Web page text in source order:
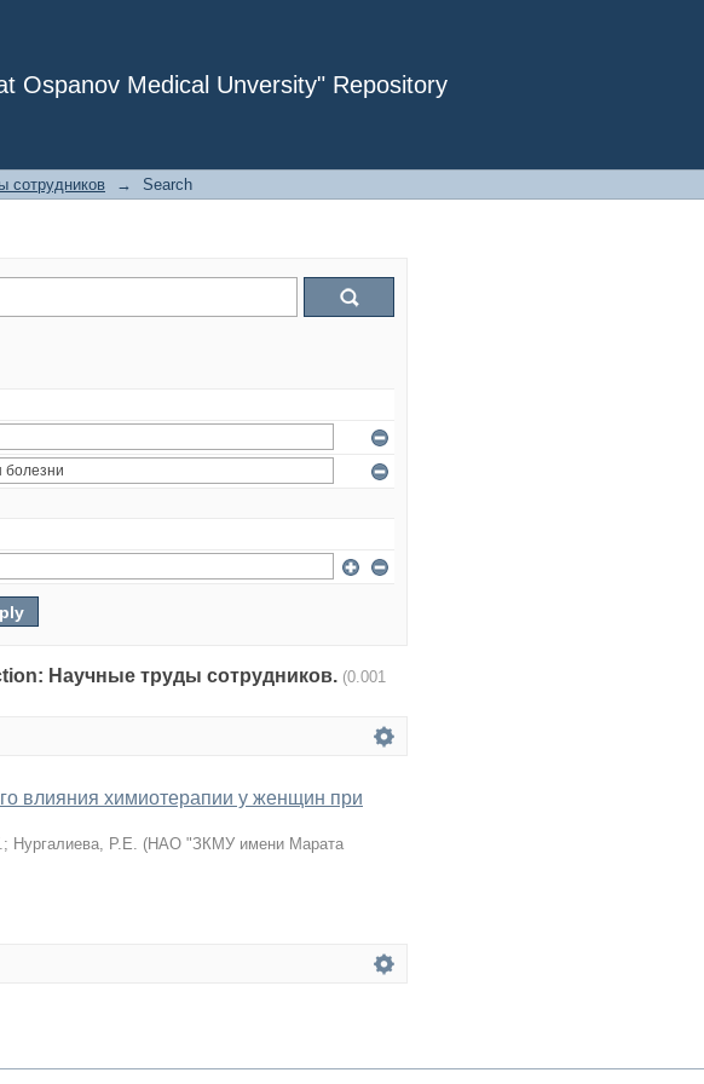
Ospanov Medical Unversity" Repository
сотрудников → Search
Научные труды сотрудников. (0.001
влияния химиотерапии у женщин при
; Нургалиева, Р.Е. (НАО "ЗКМУ имени Марата